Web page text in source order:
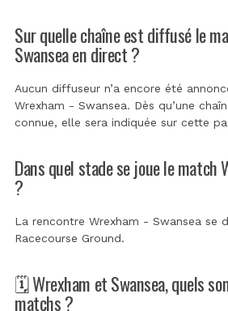
Sur quelle chaîne est diffusé le
Swansea en direct ?
Aucun diffuseur n’a encore été
Wrexham - Swansea. Dès qu’une
connue, elle sera indiquée sur cette
Dans quel stade se joue le match
?
La rencontre Wrexham - Swansea se
Racecourse Ground.
🗓️ Wrexham et Swansea, quels
matchs ?